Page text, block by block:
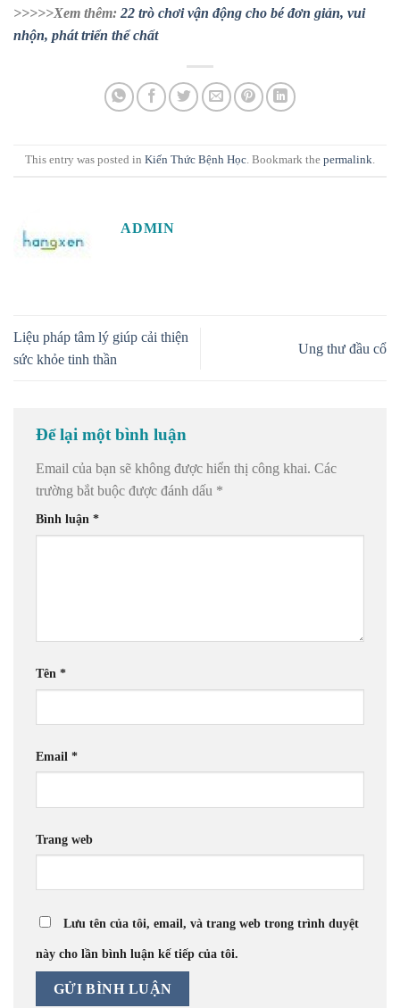
>>>>>Xem thêm: 22 trò chơi vận động cho bé đơn giản, vui
nhộn, phát triển thể chất
This entry was posted in Kiến Thức Bệnh Học. Bookmark the permalink.
ADMIN
Liệu pháp tâm lý giúp cải thiện
sức khỏe tinh thần
Ung thư đầu cổ
Để lại một bình luận
Email của bạn sẽ không được hiển thị công khai. Các
trường bắt buộc được đánh dấu *
Bình luận *
Tên *
Email *
Trang web
Lưu tên của tôi, email, và trang web trong trình duyệt
này cho lần bình luận kế tiếp của tôi.